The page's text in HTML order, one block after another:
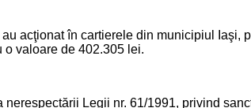
acţionat în cartierele din municipiul
valoare de 402.305 lei.
Legii nr. 61/1991, privind